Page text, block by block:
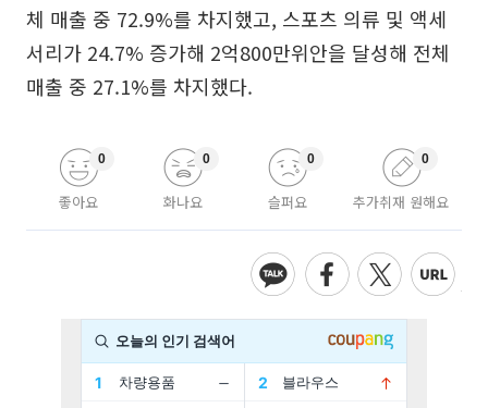
체 매출 중 72.9%를 차지했고, 스포츠 의류 및 액세
서리가 24.7% 증가해 2억800만위안을 달성해 전체
매출 중 27.1%를 차지했다.
좋아요
0
화나요
0
슬퍼요
0
추가취재 원해요
0